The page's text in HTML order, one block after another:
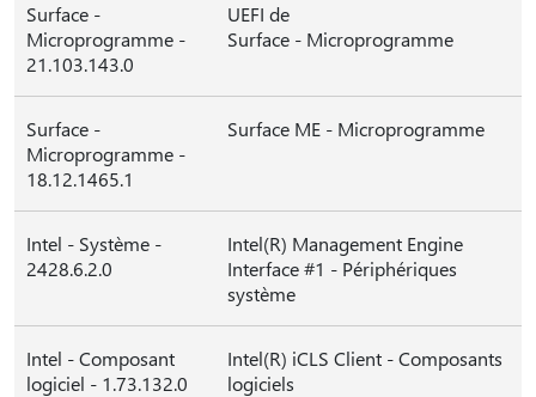
Surface -
Microprogramme -
21.103.143.0
UEFI de
Surface - Microprogramme
Surface -
Microprogramme -
18.12.1465.1
Surface ME - Microprogramme
Intel - Système -
2428.6.2.0
Intel(R) Management Engine
Interface #1 - Périphériques
système
Intel - Composant
logiciel - 1.73.132.0
Intel(R) iCLS Client - Composants
logiciels